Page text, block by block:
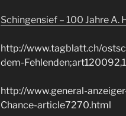
Schingensief – 100 Jahre A.
http://www.tagblatt.ch/
dem-
http://www.general-
Chance-article7270.html